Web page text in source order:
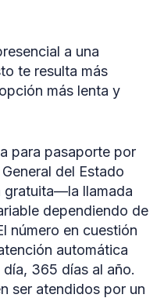
a una
te resulta más
más lenta y
para pasaporte por
del Estado
gratuita—la llamada
dependiendo de
número en cuestión
automática
365 días al año.
ser atendidos por un